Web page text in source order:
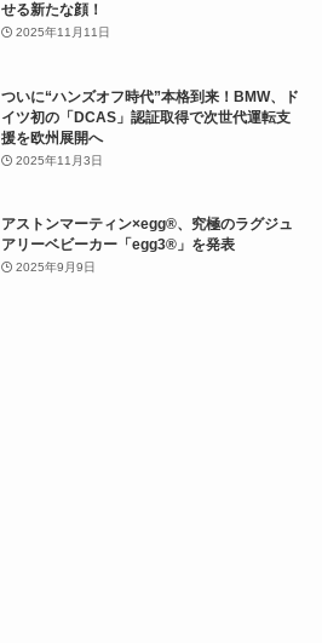
せる新たな顔！
2025年11月11日
ついに“ハンズオフ時代”本格到来！BMW、ド
イツ初の「DCAS」認証取得で次世代運転支
援を欧州展開へ
2025年11月3日
アストンマーティン×egg®、究極のラグジュ
アリーベビーカー「egg3®」を発表
2025年9月9日